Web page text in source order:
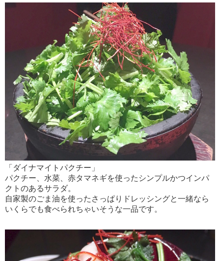
「ダイナマイトパクチー」
パクチー、水菜、赤タマネギを使ったシンプルかつインパ
クトのあるサラダ。
自家製のごま油を使ったさっぱりドレッシングと一緒なら
いくらでも食べられちゃいそうな一品です。